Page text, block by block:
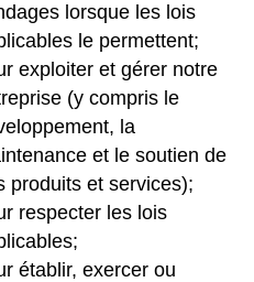
lorsque les lois
le permettent;
exploiter et gérer notre
(y compris le
la
et le soutien de
produits et services);
respecter les lois
établir, exercer ou